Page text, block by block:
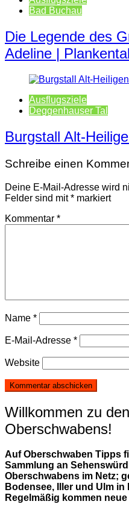
Bad Buchau
Die Legende des
Adeline |
Ausflugsziele
Deggenhauser Tal
Burgstall Alt-
Schreibe einen
Deine E-Mail-Adresse wird
Felder sind mit* markiert
Kommentar *
Name *
E-Mail-Adresse *
Website
Willkommen zu
Oberschwabens!
Auf Oberschwaben Tipps
Sammlung an
Oberschwabens im Netz;
Bodensee, Iller und Ulm
Regelmäßig kommen